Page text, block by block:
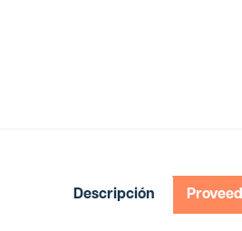
Descripción